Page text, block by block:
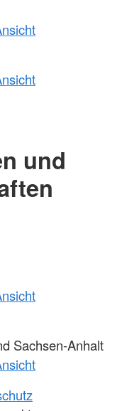
und
Sachsen-Anhalt